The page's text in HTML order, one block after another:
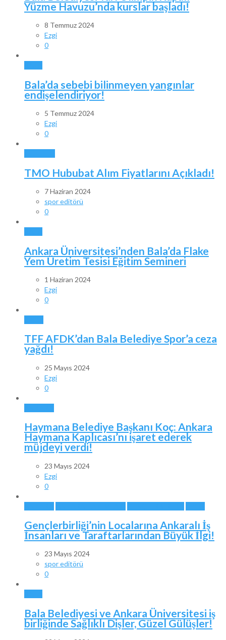
Yüzme Havuzu’nda kurslar başladı!
8 Temmuz 2024
Ezgi
0
Bala’da sebebi bilinmeyen yangınlar
endişelendiriyor!
5 Temmuz 2024
Ezgi
0
TMO Hububat Alım Fiyatlarını Açıkladı!
7 Haziran 2024
spor editörü
0
Ankara Üniversitesi’nden Bala’da Flake
Yem Üretim Tesisi Eğitim Semineri
1 Haziran 2024
Ezgi
0
TFF AFDK’dan Bala Belediye Spor’a ceza
yağdı!
25 Mayıs 2024
Ezgi
0
Haymana Belediye Başkanı Koç: Ankara
Haymana Kaplıcası’nı işaret ederek
müjdeyi verdi!
23 Mayıs 2024
Ezgi
0
Gençlerbirliği’nin Localarına Ankaralı İş
İnsanları ve Taraftarlarından Büyük İlgi!
23 Mayıs 2024
spor editörü
0
Bala Belediyesi ve Ankara Üniversitesi iş
birliğinde Sağlıklı Dişler, Güzel Gülüşler!